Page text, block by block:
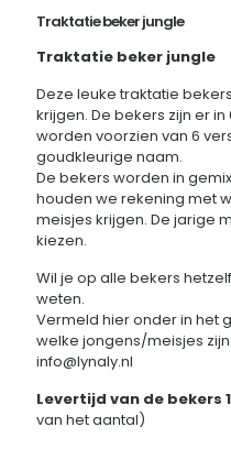
Traktatie beker jungle
Traktatie beker jungle
Deze leuke traktatie
krijgen. De bekers zijn er
worden voorzien van 6
goudkleurige naam.
De bekers worden in
houden we rekening met
meisjes krijgen. De jarige
kiezen.
Wil je op alle bekers
weten.
Vermeld hier onder in het
welke jongens/meisjes
info@lynaly.nl
Levertijd van de bekers
van het aantal)